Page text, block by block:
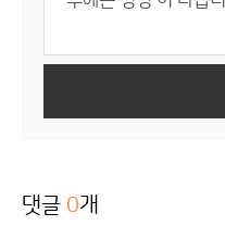
댓글 0개